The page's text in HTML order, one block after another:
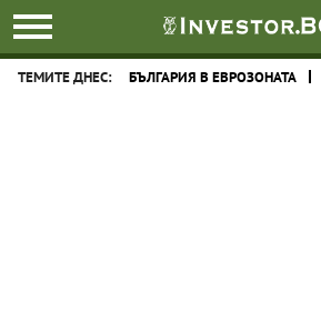
ТЕМИТЕ ДНЕС: БЪЛГАРИЯ В ЕВРОЗОНАТА